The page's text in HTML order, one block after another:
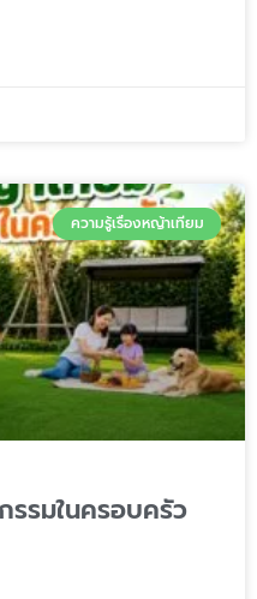
ความรู้เรื่องหญ้าเทียม
รมในครอบครัว